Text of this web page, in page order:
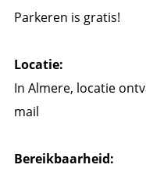
Parkeren is gratis!
Locatie:
In Almere, locatie
mail
Bereikbaarheid: